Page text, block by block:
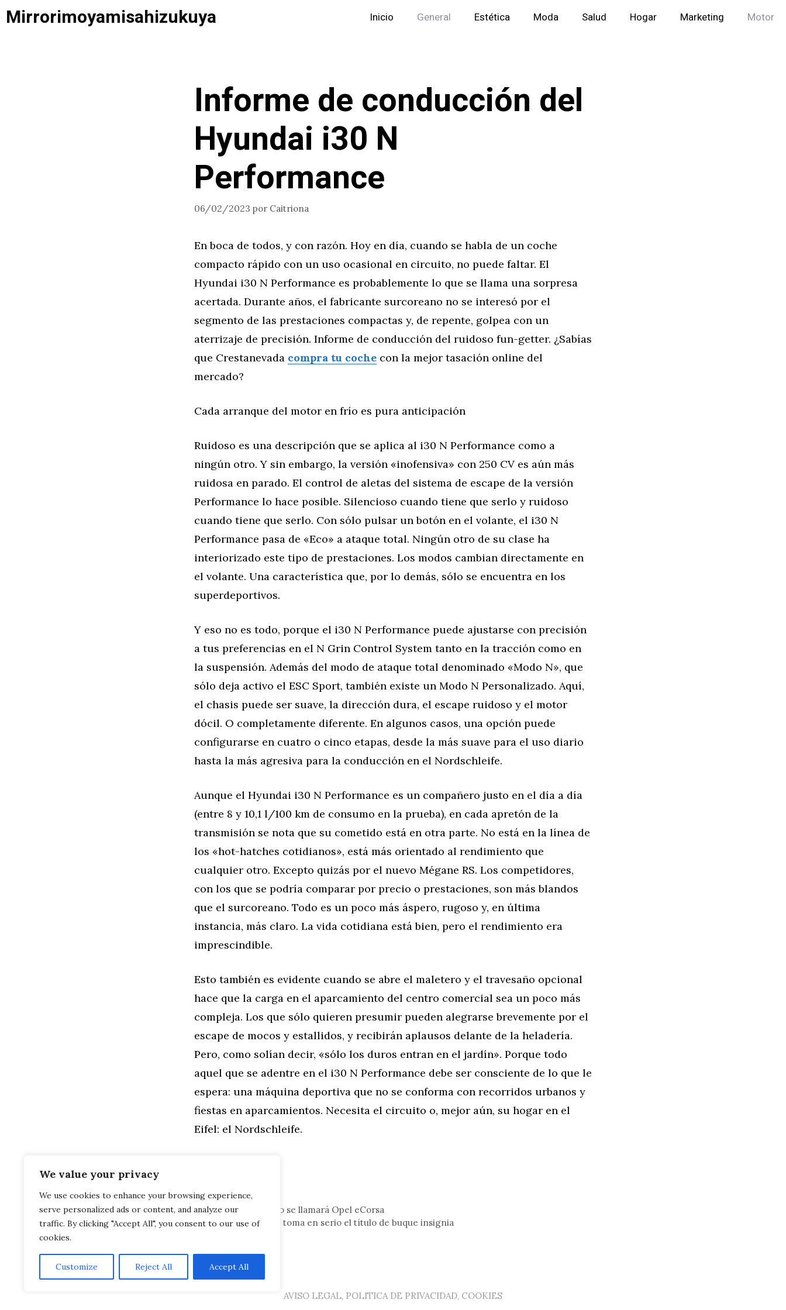
We value your privacy
We use cookies to enhance your browsing experience,
serve personalized ads or content, and analyze our
traffic. By clicking "Accept All", you consent to our use of
cookies.
Customize Reject All Accept All
Saltar
alMirrorimoyamisahizukuya Inicio General Estética Moda Salud Hogar Marketing Motor
Informe de conducción del
Hyundai i30 N
Performance
06/02/2023 por Caitriona
En boca de todos, y con razón. Hoy en día, cuando se habla de un coche
compacto rápido con un uso ocasional en circuito, no puede faltar. El
Hyundai i30 N Performance es probablemente lo que se llama una sorpresa
acertada. Durante años, el fabricante surcoreano no se interesó por el
segmento de las prestaciones compactas y, de repente, golpea con un
aterrizaje de precisión. Informe de conducción del ruidoso fun-getter. ¿Sabías
que Crestanevada compra tu coche con la mejor tasación online del
mercado?
Cada arranque del motor en frío es pura anticipación
Ruidoso es una descripción que se aplica al i30 N Performance como a
ningún otro. Y sin embargo, la versión «inofensiva» con 250 CV es aún más
ruidosa en parado. El control de aletas del sistema de escape de la versión
Performance lo hace posible. Silencioso cuando tiene que serlo y ruidoso
cuando tiene que serlo. Con sólo pulsar un botón en el volante, el i30 N
Performance pasa de «Eco» a ataque total. Ningún otro de su clase ha
interiorizado este tipo de prestaciones. Los modos cambian directamente en
el volante. Una característica que, por lo demás, sólo se encuentra en los
superdeportivos.
Y eso no es todo, porque el i30 N Performance puede ajustarse con precisión
a tus preferencias en el N Grin Control System tanto en la tracción como en
la suspensión. Además del modo de ataque total denominado «Modo N», que
sólo deja activo el ESC Sport, también existe un Modo N Personalizado. Aquí,
el chasis puede ser suave, la dirección dura, el escape ruidoso y el motor
dócil. O completamente diferente. En algunos casos, una opción puede
configurarse en cuatro o cinco etapas, desde la más suave para el uso diario
hasta la más agresiva para la conducción en el Nordschleife.
Aunque el Hyundai i30 N Performance es un compañero justo en el día a día
(entre 8 y 10,1 l/100 km de consumo en la prueba), en cada apretón de la
transmisión se nota que su cometido está en otra parte. No está en la línea de
los «hot-hatches cotidianos», está más orientado al rendimiento que
cualquier otro. Excepto quizás por el nuevo Mégane RS. Los competidores,
con los que se podría comparar por precio o prestaciones, son más blandos
que el surcoreano. Todo es un poco más áspero, rugoso y, en última
instancia, más claro. La vida cotidiana está bien, pero el rendimiento era
imprescindible.
Esto también es evidente cuando se abre el maletero y el travesaño opcional
hace que la carga en el aparcamiento del centro comercial sea un poco más
compleja. Los que sólo quieren presumir pueden alegrarse brevemente por el
escape de mocos y estallidos, y recibirán aplausos delante de la heladería.
Pero, como solían decir, «sólo los duros entran en el jardín». Porque todo
aquel que se adentre en el i30 N Performance debe ser consciente de lo que le
espera: una máquina deportiva que no se conforma con recorridos urbanos y
fiestas en aparcamientos. Necesita el circuito o, mejor aún, su hogar en el
Eifel: el Nordschleife.
Categorías
General,Motor
El Corsa eléctrico se llamará Opel eCorsa
El Kia Sorento se toma en serio el título de buque insignia
AVISO LEGAL, POLITICA DE PRIVACIDAD, COOKIES